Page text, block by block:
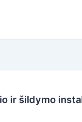
ir šildymo